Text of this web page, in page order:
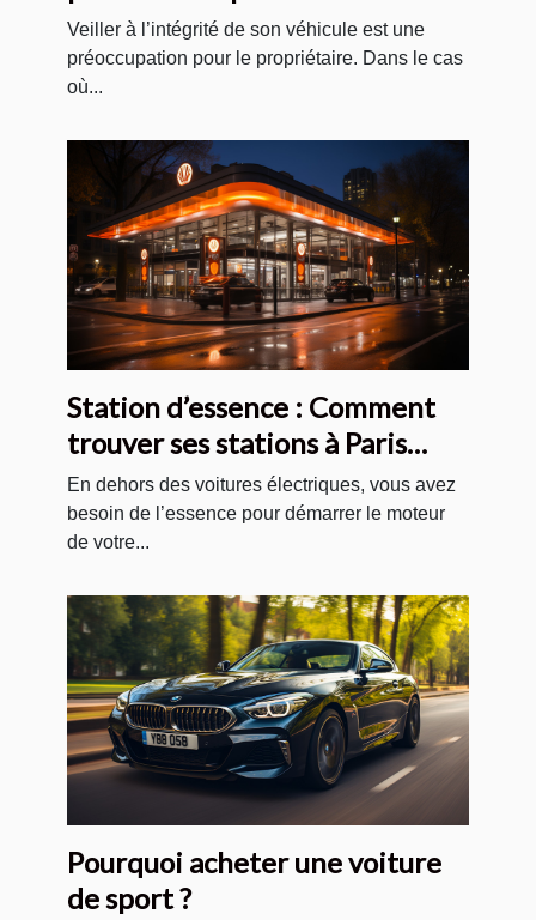
vitrage de véhicules ?
Veiller à l’intégrité de son véhicule est une
préoccupation pour le propriétaire. Dans le cas
où...
Station d’essence : Comment
trouver ses stations à Paris
pour votre voiture ?
En dehors des voitures électriques, vous avez
besoin de l’essence pour démarrer le moteur
de votre...
Pourquoi acheter une voiture
de sport ?